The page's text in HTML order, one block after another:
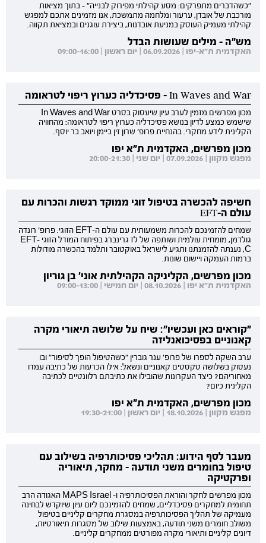
"כשהדברים מתפרקים: מסע קהילתי מפירוק לבנייה" - בתוך מציאות
מורכבת של אובדן, ערעור ומלחמה מתמשכת, אנו מזמינים אתכם למפגש
קהילתי מעמיק העוסק במניעת אובדנות, ביצירת עוגנים ובמציאת תקווה.
מש"ה - מילים שעושות הבדל
האקדמית ת"א-יפו | 06.09.2026 | יום ראשון | 09:00-16:00
In Waves and War - פסיכדליה כערוץ ריפוי לטראומה
מכון מפרשים מזמין לערב עיון שיעסוק בסרט In Waves and War
שישמש כמצע לדיון בנושא פסיכדליה כערוץ ריפוי לטראומה: מהחוויה
הקלינית לידע מחקרי. בהנחיית פרופ' שרון זין ביימן ויואב בר יוסף.
מכון מפרשים, האקדמית ת"א יפו
מפגש מקוון | 07.09.2026 | יום שני | 20:00-21:30
חשיפה להכשרה בטיפול זוגי ממוקד רגשות והכרות עם
עולם ה-EFT
שמחים להזמינכם להכרות משמעותית עם עולם ה-EFT הזוגי. פרופ' רונדה
גולדמן, מומחית עולמית ושותפה של לז גרינברג בפיתוח המודל הזוגי EFT-
C, נענתה להזמנתנו ותגיע לישראל באוקטובר ותלמד בהכשרה מודולות
ברמות העמקה ויישום שונות.
מכון מפרשים, הקליניקה הקהילתית אוני' בן גוריון
האקדמית ת"א יפו | 08.10.2026 | יום חמישי | 09:00-13:00
"קוראים כאן ועכשיו": שיח על שלושה תיאורי מקרה
קאנוניים בפסיכואנליזה
ערב השקה לספרו של פרופ' ענר גוברין "כשהטיפול הופך לסיפור" ובו
נעסוק בשלושה טקסטים קאנוניים ונשאל: אילו הכרעות של כתיבה עמדו
מאחוריהם? כיצד העקרונות שהובילו את כתיבתם רלוונטיים לכתיבה
הקלינית כיום?
מכון מפרשים, האקדמית ת"א יפו
מפגש מקוון | 18.10.2026 | יום ראשון | 19:30-21:00
מעבר לסף הידוע: תהליכי פסיכותרפיה בשילוב עם
טיפול בחומרים משני תודעה - מחקר, תיאוריה
ופרקטיקה
מכון מפרשים לחקר והוראת הפסיכותרפיה ו- MAPS Israel האגודה הרב
תחומית למחקרים פסיכדליים, שמחים להזמינכם ליום עיון שיוקדש לבחינה
מעמיקה של תהליך הפסיכותרפיה במסגרת מחקרים קליניים בטיפול
משולב חומרים משני תודעה, באמצעות שילוב של מסגרות תיאורטיות,
דיונים קליניים ותיאורי מקרה מפורטים ממחקרים קליניים.